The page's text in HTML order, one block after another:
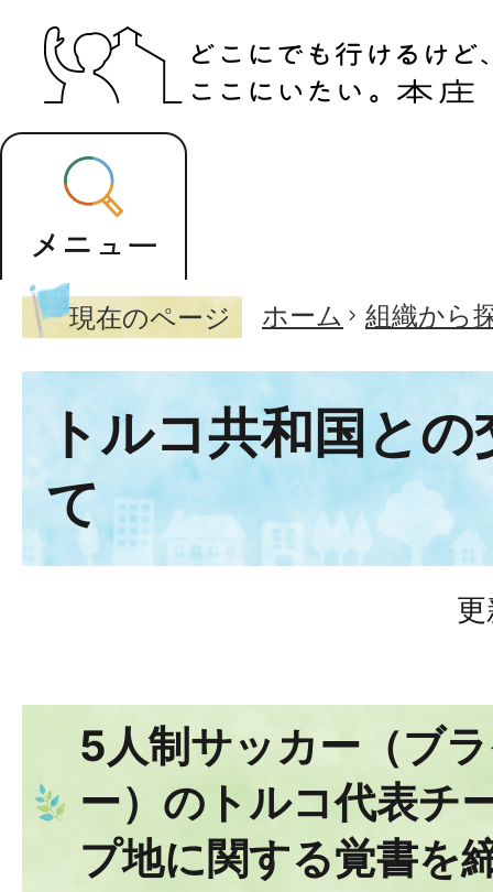
現在のページ ホーム 組織から
トルコ共和国と
て
5人制サッカー（ブ
ー）のトルコ代表チ
プ地に関する覚書を